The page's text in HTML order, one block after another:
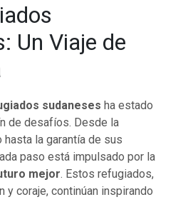
Un Viaje de
sudaneses ha estado
de desafíos. Desde la
la garantía de sus
paso está impulsado por la
mejor. Estos refugiados,
y coraje, continúan inspirando